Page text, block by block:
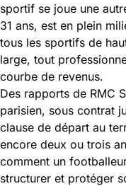
sportif se joue une
31 ans, est en plein
tous les sportifs de
large, tout
courbe de revenus.
Des rapports de RMC
parisien, sous contrat
clause de départ au
encore deux ou trois
comment un
structurer et protéger